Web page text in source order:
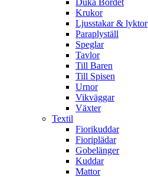
Duka Bordet
Krukor
Ljusstakar & lyktor
Paraplyställ
Speglar
Tavlor
Till Baren
Till Spisen
Urnor
Vikväggar
Växter
Textil
Fiorikuddar
Fioriplädar
Gobelänger
Kuddar
Mattor